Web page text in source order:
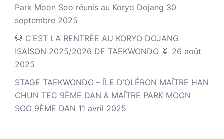
Park Moon Soo réunis au Koryo Dojang 30
septembre 2025
🥋 C’EST LA RENTRÉE AU KORYO DOJANG
!SAISON 2025/2026 DE TAEKWONDO 🥋 26 août
2025
STAGE TAEKWONDO – ÎLE D’OLÉRON MAÎTRE HAN
CHUN TEC 9ÈME DAN & MAÎTRE PARK MOON
SOO 9ÈME DAN 11 avril 2025